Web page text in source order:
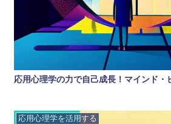
応用心理学の力で自己成長！マインド・
応用心理学を活用する